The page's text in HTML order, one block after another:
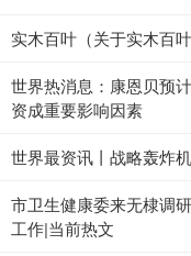
实木百叶（关于实木百叶
世界热消息：康恩贝预
资成重要影响因素
世界最资讯丨战略轰炸
市卫生健康委来无棣调
工作|当前热文